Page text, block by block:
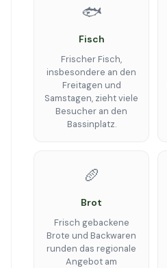
🐟
Fisch
Frischer Fisch,
insbesondere an den
Freitagen und
Samstagen, zieht viele
Besucher an den
Bassinplatz.
🥖
Brot
Frisch gebackene
Brote und Backwaren
runden das regionale
Angebot am